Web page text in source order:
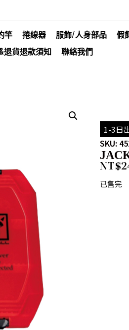
竿 捲線器 服飾/人身部品 假
退貨退款須知 聯絡我們
1-3日
SKU:
NT$
已售完